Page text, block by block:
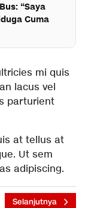
“Saya
Cuma
mi quis
lacus vel
parturient
at tellus at
Ut sem
adipiscing.
Selanjutnya